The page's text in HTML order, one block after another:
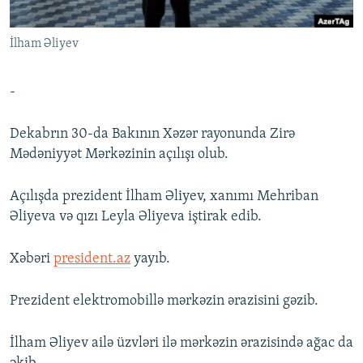
İNFOQRAFIKA
KARIKATURA
AZƏRBAYCAN ƏDƏBIYYATI KITABXANASI
İSLAM VƏ DEMOKRATIYA
MISSIYAMIZ
PEŞƏ ETIKASI VƏ JURNALISTIKA STANDARTLARIMIZ
BIZIMLƏ ƏLAQƏ
XƏBƏR BÜLLETENLƏRIMIZ
BIZI IZLƏ
İlham Əliyev
-
Dekabrın 30-da Bakının Xəzər rayonunda Zirə
Mədəniyyət Mərkəzinin açılışı olub.
Açılışda prezident İlham Əliyev, xanımı Mehriban
Əliyeva və qızı Leyla Əliyeva iştirak edib.
Xəbəri president.az yayıb.
Prezident elektromobillə mərkəzin ərazisini gəzib.
İlham Əliyev ailə üzvləri ilə mərkəzin ərazisində ağac da